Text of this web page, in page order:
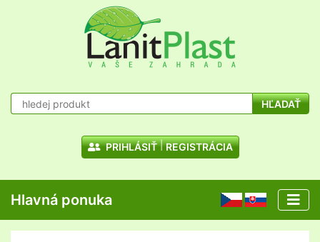
HĽADAŤ
PRIHLÁSIŤ REGISTRÁCIA
Hlavná ponuka CZ SK